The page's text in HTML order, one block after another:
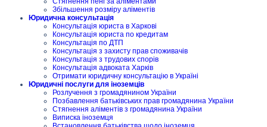
Збільшення розміру аліментів
Юридична консультація
Консультація юриста в Харкові
Консультація юриста по кредитам
Консультація по ДТП
Консультація з захисту прав споживачів
Консультація з трудових спорів
Консультація адвоката Харків
Отримати юридичну консультацію в Україні
Юридичні послуги для іноземців
Розлучення з громадянином України
Позбавлення батьківських прав громадянина України
Стягнення аліментів з громадянина України
Виписка іноземця